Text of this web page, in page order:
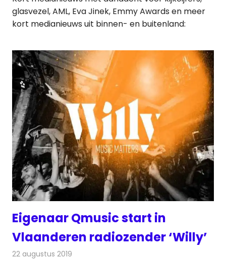
glasvezel, AML, Eva Jinek, Emmy Awards en meer
kort medianieuws uit binnen- en buitenland:
Eigenaar Qmusic start in
Vlaanderen radiozender ‘Willy’
22 augustus 2019